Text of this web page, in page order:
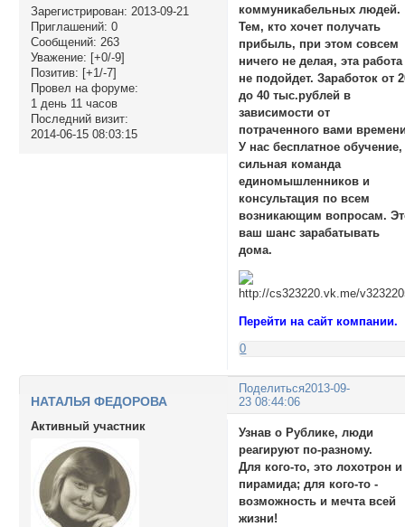
Зарегистрирован: 2013-09-21
Приглашений: 0
Сообщений: 263
Уважение: [+0/-9]
Позитив: [+1/-7]
Провел на форуме:
1 день 11 часов
Последний визит:
2014-06-15 08:03:15
коммуникабельных людей.
Тем, кто хочет получать
прибыль, при этом совсем
ничего не делая, эта работа
не подойдет. Заработок от
до 40 тыс.рублей в
зависимости от
потраченного вами
У нас бесплатное обучение,
сильная команда
единомышленников и
консультация по всем
возникающим вопросам.
ваш шанс зарабатывать
дома.
Перейти на сайт компании.
0
Поделиться2013-09-
23 08:44:06
НАТАЛЬЯ ФЕДОРОВА
Активный участник
Узнав о Рублике, люди
реагируют по-разному.
Для кого-то, это лохотрон и
пирамида; для кого-то -
возможность и мечта всей
жизни!